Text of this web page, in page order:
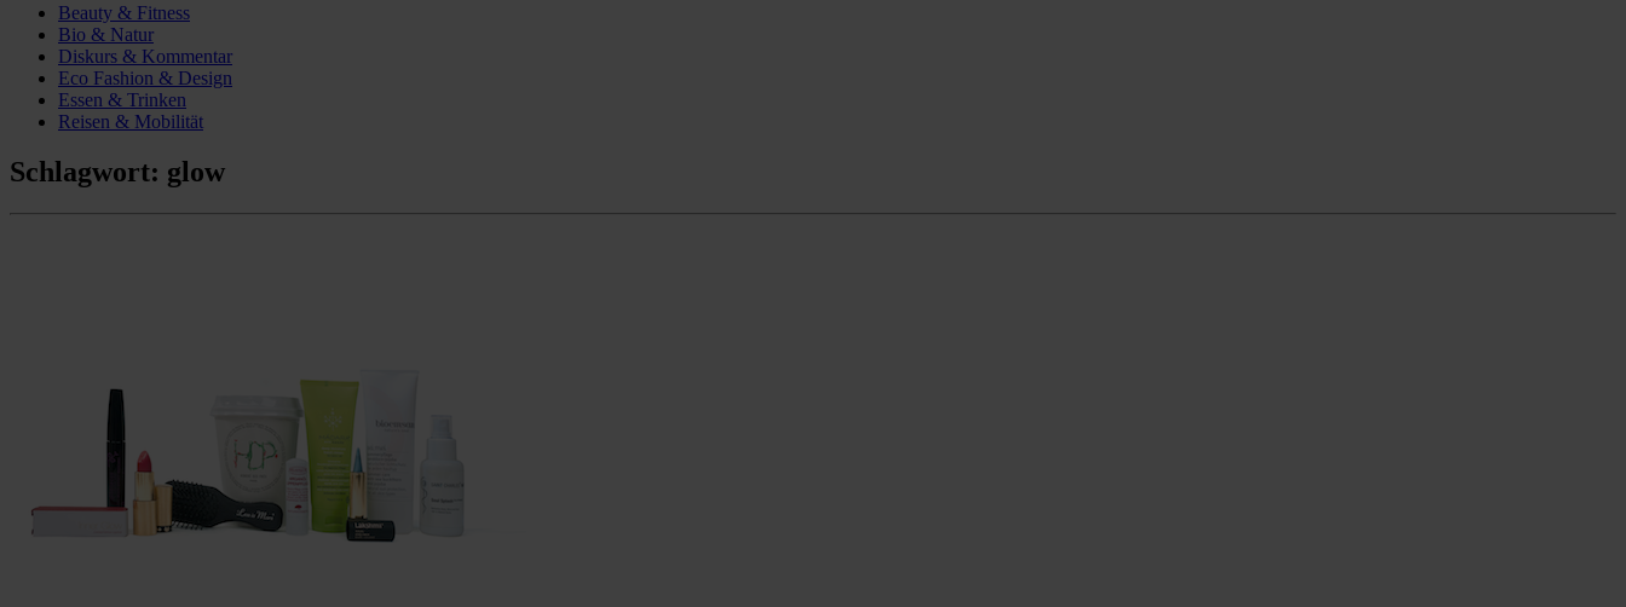
Beauty & Fitness
Bio & Natur
Diskurs & Kommentar
Eco Fashion & Design
Essen & Trinken
Reisen & Mobilität
Schlagwort: glow